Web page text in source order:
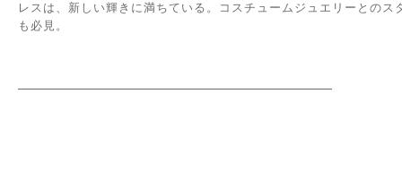
レスは、新しい輝きに満ちている。コスチュームジュエリーとのス
も必見。